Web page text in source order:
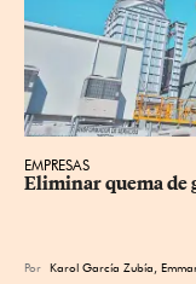
EMPRESAS
Eliminar quema de
Por Karol García Zubía